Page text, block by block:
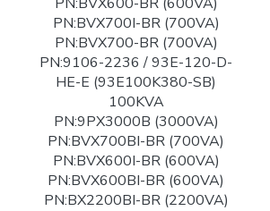
PN:BVX700I-BR (700VA)
PN:BVX700-BR (700VA)
PN:9106-2236 / 93E-120-D-
HE-E (93E100K380-SB)
100KVA
PN:9PX3000B (3000VA)
PN:BVX700BI-BR (700VA)
PN:BVX600I-BR (600VA)
PN:BVX600BI-BR (600VA)
PN:BX2200BI-BR (2200VA)